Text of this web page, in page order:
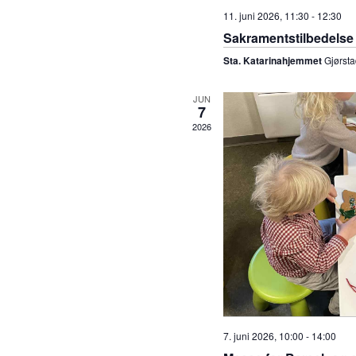
11. juni 2026, 11:30 - 12:30
Sta. Katarinahjemmet
JUN
7
2026
7. juni 2026, 10:00 - 14:00